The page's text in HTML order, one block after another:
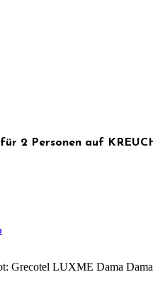
2 Personen auf
Grecotel LUXME Dama